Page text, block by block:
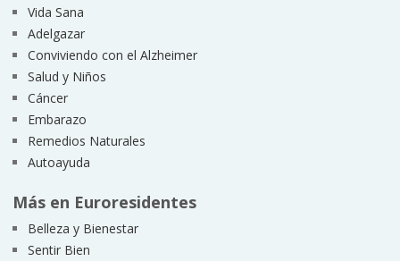
Vida Sana
Adelgazar
Conviviendo con el Alzheimer
Salud y Niños
Cáncer
Embarazo
Remedios Naturales
Autoayuda
Más en Euroresidentes
Belleza y Bienestar
Sentir Bien